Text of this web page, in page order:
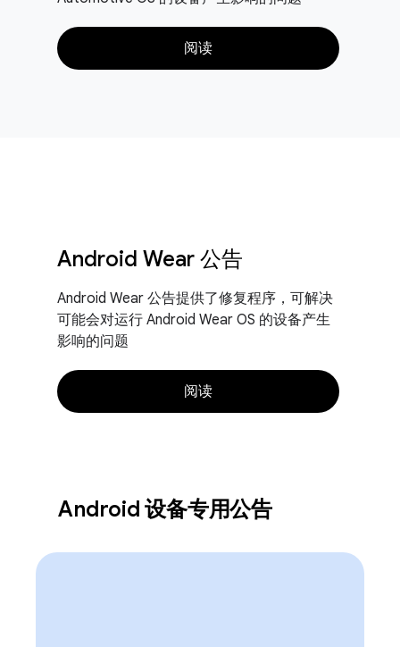
阅读
Android Wear 公告
Android Wear 公告提供了修复程序，可解决
可能会对运行 Android Wear OS 的设备产生
影响的问题
阅读
Android 设备专用公告